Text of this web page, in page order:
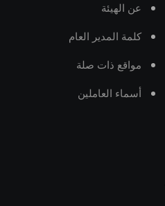
عن الهيئة
كلمة المدير العام
مواقع ذات صلة
أسماء العاملين